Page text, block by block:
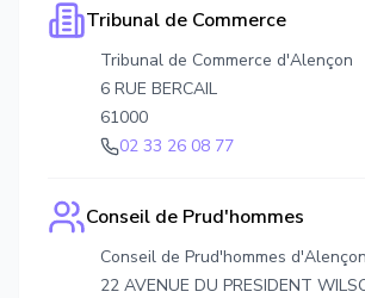
Tribunal de Commerce
Tribunal de Commerce d'Alençon
6 RUE BERCAIL
61000
02 33 26 08 77
Conseil de Prud'hommes
Conseil de Prud'hommes d'Alençon
22 AVENUE DU PRESIDENT